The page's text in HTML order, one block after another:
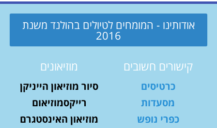
אודותינו - המומחים לטיולים בהולנד משנת
2016
קישורים חשובים
כרטיסים
מסעדות
כפרי נופש
מוזיאונים
סיור מוזיאון הייניקן
רייקסמוזיאום
מוזיאון האינסטגרם